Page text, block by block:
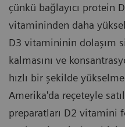
çünkü bağlayıcı protein
vitamininden daha
D3 vitamininin dolaşım
kalmasını ve
hızlı bir şekilde
Amerika'da reçeteyle
preparatları D2 vitamini